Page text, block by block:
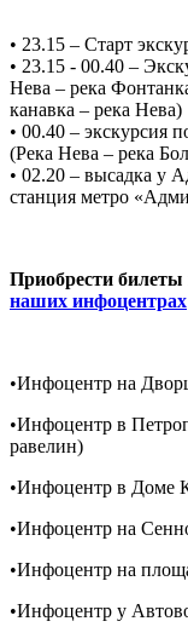
• 23.15 – Старт
• 23.15 - 00.40 –
Нева – река
канавка – река Нева)
• 00.40 – экскурсия
(Река Нева – река
• 02.20 – высадка у
станция метро
Приобрести билеты
наших инфоцентрах
•Инфоцентр на
•Инфоцентр в
равелин)
•Инфоцентр в Доме
•Инфоцентр на
•Инфоцентр на
•Инфоцентр у